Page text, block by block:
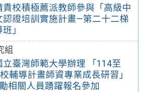
校積極薦派教師參與「高級中
認證培訓實施計畫—第二十二梯
」
組
臺灣師範大學辦理 「114至
輔導計畫師資專業成長研習」
相關人員踴躍報名參加